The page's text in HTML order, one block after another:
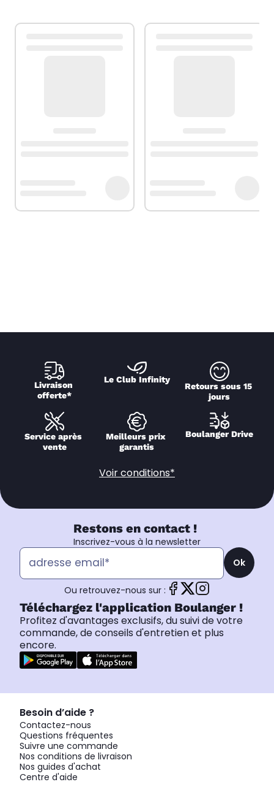
Livraison
offerte*
Le Club Infinity
Retours sous 15
jours
Service après
vente
Meilleurs prix
garantis
Boulanger Drive
Voir conditions*
Restons en contact !
Inscrivez-vous à la newsletter
Ok
Ou retrouvez-nous sur :
Téléchargez l'application Boulanger !
Profitez d'avantages exclusifs, du suivi de votre
commande, de conseils d'entretien et plus
encore.
Besoin d’aide ?
Contactez-nous
Questions fréquentes
Suivre une commande
Nos conditions de livraison
Nos guides d'achat
Centre d'aide